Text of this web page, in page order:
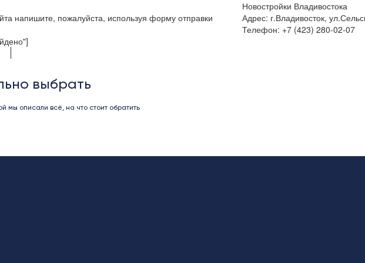
напишите, пожалуйста, используя форму отправки
Новостройки Владивостока
Адрес: г.Владивосток,
Телефон: +7 (423) 280-02-07
выбрать
мы описали всё, на что стоит обратить